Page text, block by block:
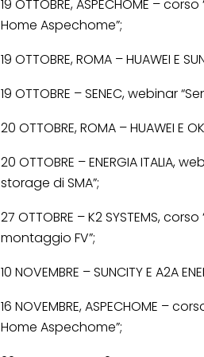
19 OTTOBRE, ASPECHOME –
Home Aspechome”;
19 OTTOBRE, ROMA – HUAWEI E
19 OTTOBRE – SENEC, webinar
20 OTTOBRE, ROMA – HUAWEI E
20 OTTOBRE – ENERGIA ITALIA,
storage di SMA”;
27 OTTOBRE – K2 SYSTEMS,
montaggio FV”;
10 NOVEMBRE – SUNCITY E A2A
16 NOVEMBRE, ASPECHOME –
Home Aspechome”;